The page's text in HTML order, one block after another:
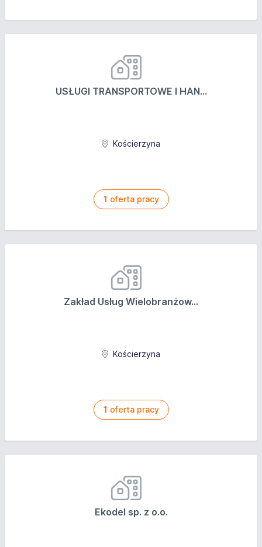
USŁUGI TRANSPORTOWE I HAN...
Kościerzyna
1 oferta pracy
Zakład Usług Wielobranżow...
Kościerzyna
1 oferta pracy
Ekodel sp. z o.o.